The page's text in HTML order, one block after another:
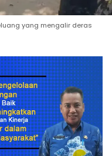
yang mengalir deras